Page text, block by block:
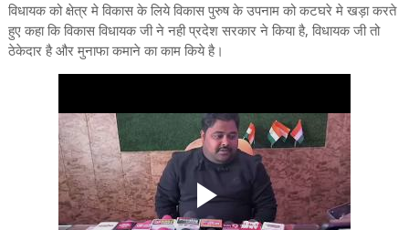
विधायक को क्षेत्र मे विकास के लिये विकास पुरुष के उपनाम को कटघरे मे खड़ा करते
हुए कहा कि विकास विधायक जी ने नही प्रदेश सरकार ने किया है, विधायक जी तो
ठेकेदार है और मुनाफा कमाने का काम किये है।